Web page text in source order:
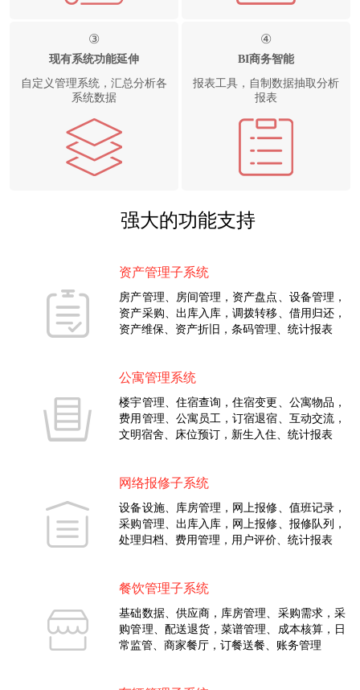
③
现有系统功能延伸
自定义管理系统，汇总分析各
系统数据
④
BI商务智能
报表工具，自制数据抽取分析
报表
强大的功能支持
资产管理子系统
房产管理、房间管理，资产盘点、设备管理，
资产采购、出库入库，调拨转移、借用归还，
资产维保、资产折旧，条码管理、统计报表
公寓管理系统
楼宇管理、住宿查询，住宿变更、公寓物品，
费用管理、公寓员工，订宿退宿、互动交流，
文明宿舍、床位预订，新生入住、统计报表
网络报修子系统
设备设施、库房管理，网上报修、值班记录，
采购管理、出库入库，网上报修、报修队列，
处理归档、费用管理，用户评价、统计报表
餐饮管理子系统
基础数据、供应商，库房管理、采购需求，采
购管理、配送退货，菜谱管理、成本核算，日
常监管、商家餐厅，订餐送餐、账务管理